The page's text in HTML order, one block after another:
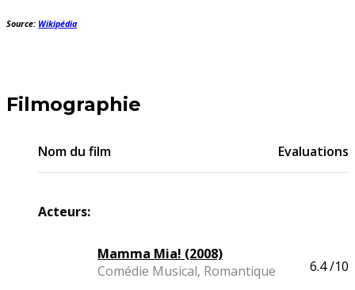
Source: Wikipédia
Filmographie
Nom du film Evaluations
Acteurs:
Mamma Mia! (2008)
Comédie Musical, Romantique
6.4/10